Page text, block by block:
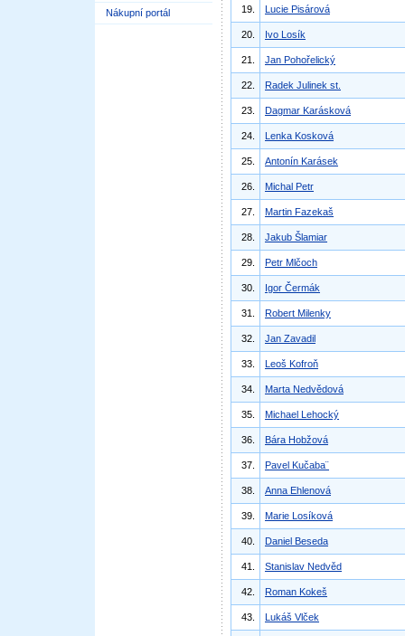
Nákupní portál
19. Lucie Pisárová
20. Ivo Losík
21. Jan Pohořelický
22. Radek Julinek st.
23. Dagmar Karásková
24. Lenka Kosková
25. Antonín Karásek
26. Michal Petr
27. Martin Fazekaš
28. Jakub Šlamiar
29. Petr Mlčoch
30. Igor Čermák
31. Robert Milenky
32. Jan Zavadil
33. Leoš Kofroň
34. Marta Nedvědová
35. Michael Lehocký
36. Bára Hobžová
37. Pavel Kučaba¨
38. Anna Ehlenová
39. Marie Losíková
40. Daniel Beseda
41. Stanislav Nedvěd
42. Roman Kokeš
43. Lukáš Vlček